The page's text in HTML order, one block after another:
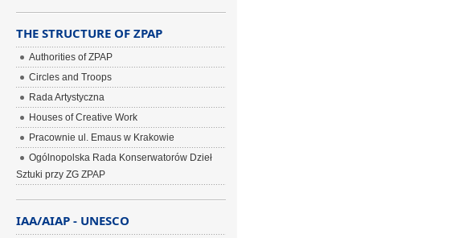
THE STRUCTURE OF ZPAP
Authorities of ZPAP
Circles and Troops
Rada Artystyczna
Houses of Creative Work
Pracownie ul. Emaus w Krakowie
Ogólnopolska Rada Konserwatorów Dzieł
Sztuki przy ZG ZPAP
IAA/AIAP - UNESCO